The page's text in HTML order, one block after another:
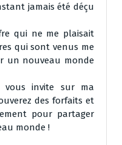
jamais été déçu
qui ne me plaisait
qui sont venus me
un nouveau monde
vous invite sur ma
des forfaits et
pour partager
monde !